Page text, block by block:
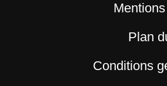
Plan
Conditions